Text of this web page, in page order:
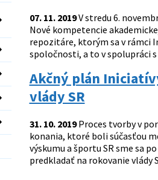
07. 11. 2019V stredu 6.
Nové kompetencie
repozitáre, ktorým sa v rámci
spoločnosti, a to v spolupráci
Akčný plán
vlády SR
31. 10. 2019Proces tvorby v
konania, ktoré boli súčasťou
výskumu a športu SR sme sa
predkladať na rokovanie vlády